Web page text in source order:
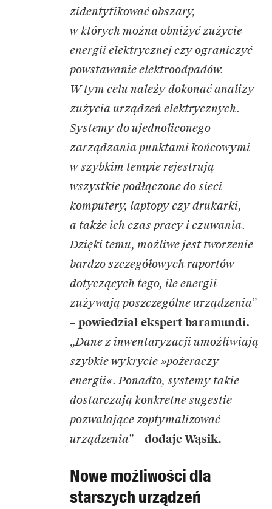
zidentyfikować obszary,
w których można obniżyć zużycie
energii elektrycznej czy ograniczyć
powstawanie elektroodpadów.
W tym celu należy dokonać analizy
zużycia urządzeń elektrycznych.
Systemy do ujednoliconego
zarządzania punktami końcowymi
w szybkim tempie rejestrują
wszystkie podłączone do sieci
komputery, laptopy czy drukarki,
a także ich czas pracy i czuwania.
Dzięki temu, możliwe jest tworzenie
bardzo szczegółowych raportów
dotyczących tego, ile energii
zużywają poszczególne urządzenia”
– powiedział ekspert baramundi.
„Dane z inwentaryzacji umożliwiają
szybkie wykrycie »pożeraczy
energii«. Ponadto, systemy takie
dostarczają konkretne sugestie
pozwalające zoptymalizować
urządzenia” – dodaje Wąsik.
Nowe możliwości dla
starszych urządzeń